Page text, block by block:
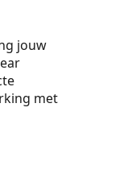
jouw
met